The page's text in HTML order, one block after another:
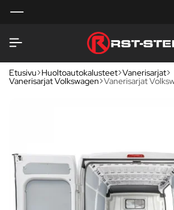
Etusivu Huoltoautokalusteet Vanerisarjat
Vanerisarjat Volkswagen Vanerisarjat